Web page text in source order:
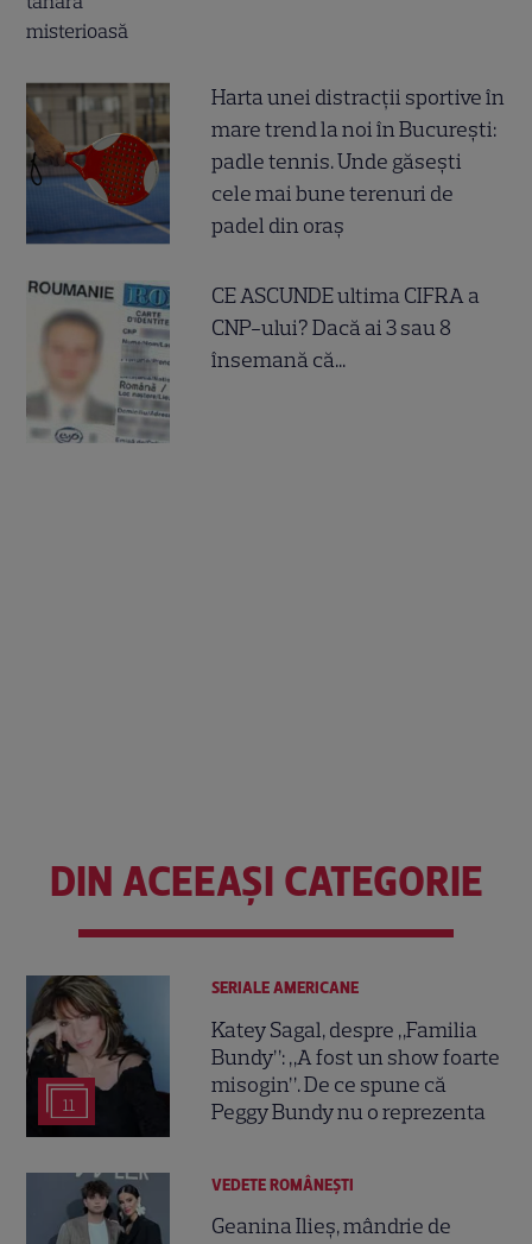
Harta unei distracții sportive în
mare trend la noi în București:
padle tennis. Unde găsești
cele mai bune terenuri de
padel din oraș
CE ASCUNDE ultima CIFRA a
CNP-ului? Dacă ai 3 sau 8
însemană că...
DIN ACEEAȘI CATEGORIE
11
SERIALE AMERICANE
Katey Sagal, despre „Familia
Bundy”: „A fost un show foarte
misogin”. De ce spune că
Peggy Bundy nu o reprezenta
VEDETE ROMÂNEŞTI
Geanina Ilieș, mândrie de